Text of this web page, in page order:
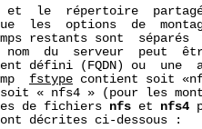
et  le  répertoire
les  options  de
restants sont  séparés
nom  du  serveur  peut
défini (FQDN) ou  une
fstype contient soit
« nfs4 » (pour les
de fichiers
nfs et nfs4
décrites ci-dessous :